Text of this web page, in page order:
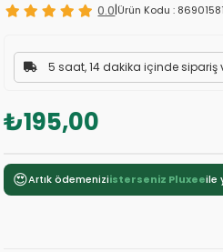
0.0|Ürün Kodu :
5 saat, 14 dakika içinde sipariş
₺195,00
😍Artık ödemeniziisterseniz Pluxeeile